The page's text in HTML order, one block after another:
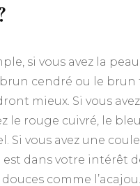
si vous avez la
cendré ou le brun
mieux. Si vous
le rouge cuivré, le
Si vous avez une
est dans votre intérêt
comme l’acajou.